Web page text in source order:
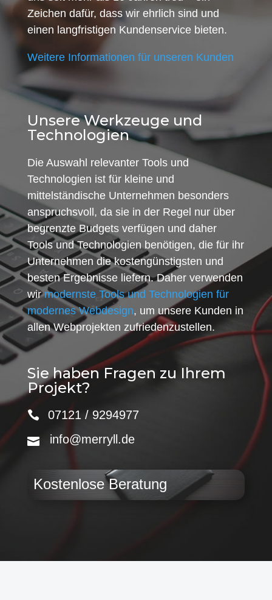
Zeichen dafür, dass wir ehrlich sind und
einen langfristigen Kundenservice bieten.
Weitere Informationen für unseren Kunden
Unsere Werkzeuge und
Technologien
Die Auswahl relevanter Tools und
Technologien ist für kleine und
mittelständische Unternehmen besonders
anspruchsvoll, da sie in der Regel nur über
begrenzte Budgets verfügen und daher
Tools und Technologien benötigen, die für ihr
Unternehmen die kostengünstigsten und
besten Ergebnisse liefern. Daher verwenden
wirmodernste Tools und Technologien für
modernes Webdesign, um unsere Kunden in
allen Webprojekten zufriedenzustellen.
Sie haben Fragen zu Ihrem
Projekt?
07121 / 9294977
info@merryll.de
Kostenlose Beratung